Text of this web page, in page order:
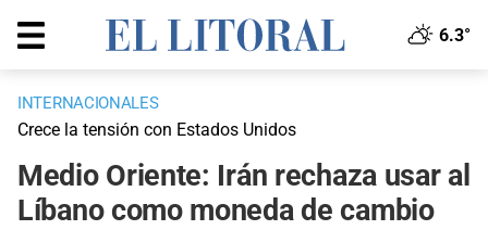
6.3°
INTERNACIONALES
Crece la tensión con Estados Unidos
Medio Oriente: Irán rechaza usar al
Líbano como moneda de cambio